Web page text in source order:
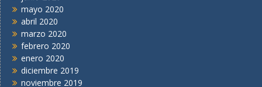
mayo 2020
abril 2020
marzo 2020
febrero 2020
enero 2020
diciembre 2019
noviembre 2019